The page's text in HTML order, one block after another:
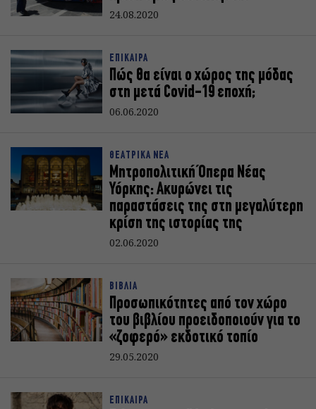
24.08.2020
ΕΠΙΚΑΙΡΑ
Πώς θα είναι ο χώρος της μόδας
στη μετά Covid-19 εποχή;
06.06.2020
ΘΕΑΤΡΙΚΑ ΝΕΑ
Μητροπολιτική Όπερα Νέας
Υόρκης: Ακυρώνει τις
παραστάσεις της στη μεγαλύτερη
κρίση της ιστορίας της
02.06.2020
ΒΙΒΛΙΑ
Προσωπικότητες από τον χώρο
του βιβλίου προειδοποιούν για το
«ζοφερό» εκδοτικό τοπίο
29.05.2020
ΕΠΙΚΑΙΡΑ